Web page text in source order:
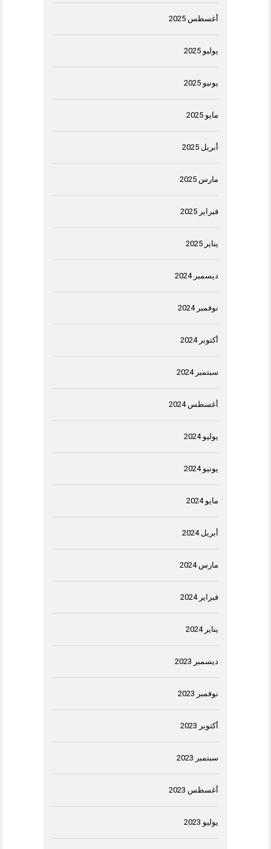
أغسطس 2025
يوليو 2025
يونيو 2025
مايو 2025
أبريل 2025
مارس 2025
فبراير 2025
يناير 2025
ديسمبر 2024
نوفمبر 2024
أكتوبر 2024
سبتمبر 2024
أغسطس 2024
يوليو 2024
يونيو 2024
مايو 2024
أبريل 2024
مارس 2024
فبراير 2024
يناير 2024
ديسمبر 2023
نوفمبر 2023
أكتوبر 2023
سبتمبر 2023
أغسطس 2023
يوليو 2023